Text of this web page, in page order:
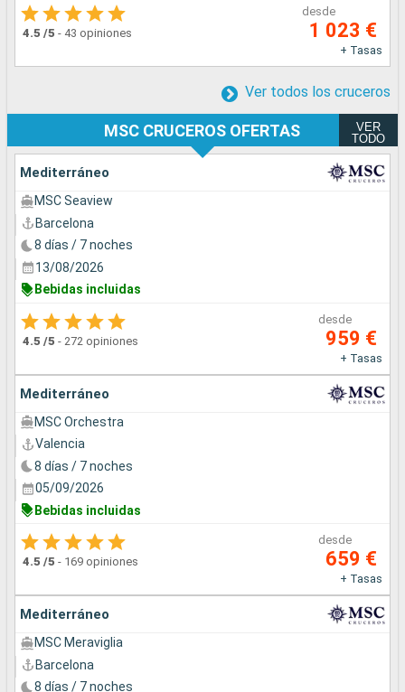
4.5 /5 - 43 opiniones
desde
1 023 €
+ Tasas
Ver todos los cruceros
MSC CRUCEROS OFERTAS
VER
TODO
Mediterráneo
MSC Seaview
Barcelona
8 días / 7 noches
13/08/2026
Bebidas incluidas
4.5 /5 - 272 opiniones
desde
959 €
+ Tasas
Mediterráneo
MSC Orchestra
Valencia
8 días / 7 noches
05/09/2026
Bebidas incluidas
4.5 /5 - 169 opiniones
desde
659 €
+ Tasas
Mediterráneo
MSC Meraviglia
Barcelona
8 días / 7 noches